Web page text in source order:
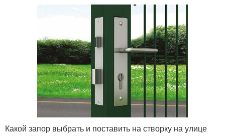
Какой запор выбрать и поставить на створку на улице